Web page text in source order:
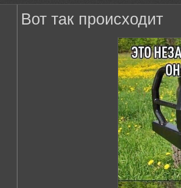
Вот так происходит